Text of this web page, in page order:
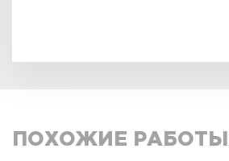
ПОХОЖИЕ